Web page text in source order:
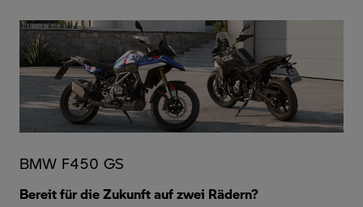
BMW F450 GS
Bereit für die Zukunft auf zwei Rädern?